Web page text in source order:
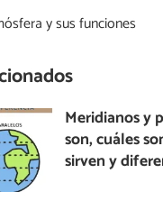
y sus funciones
Meridianos y
son, cuáles
sirven y